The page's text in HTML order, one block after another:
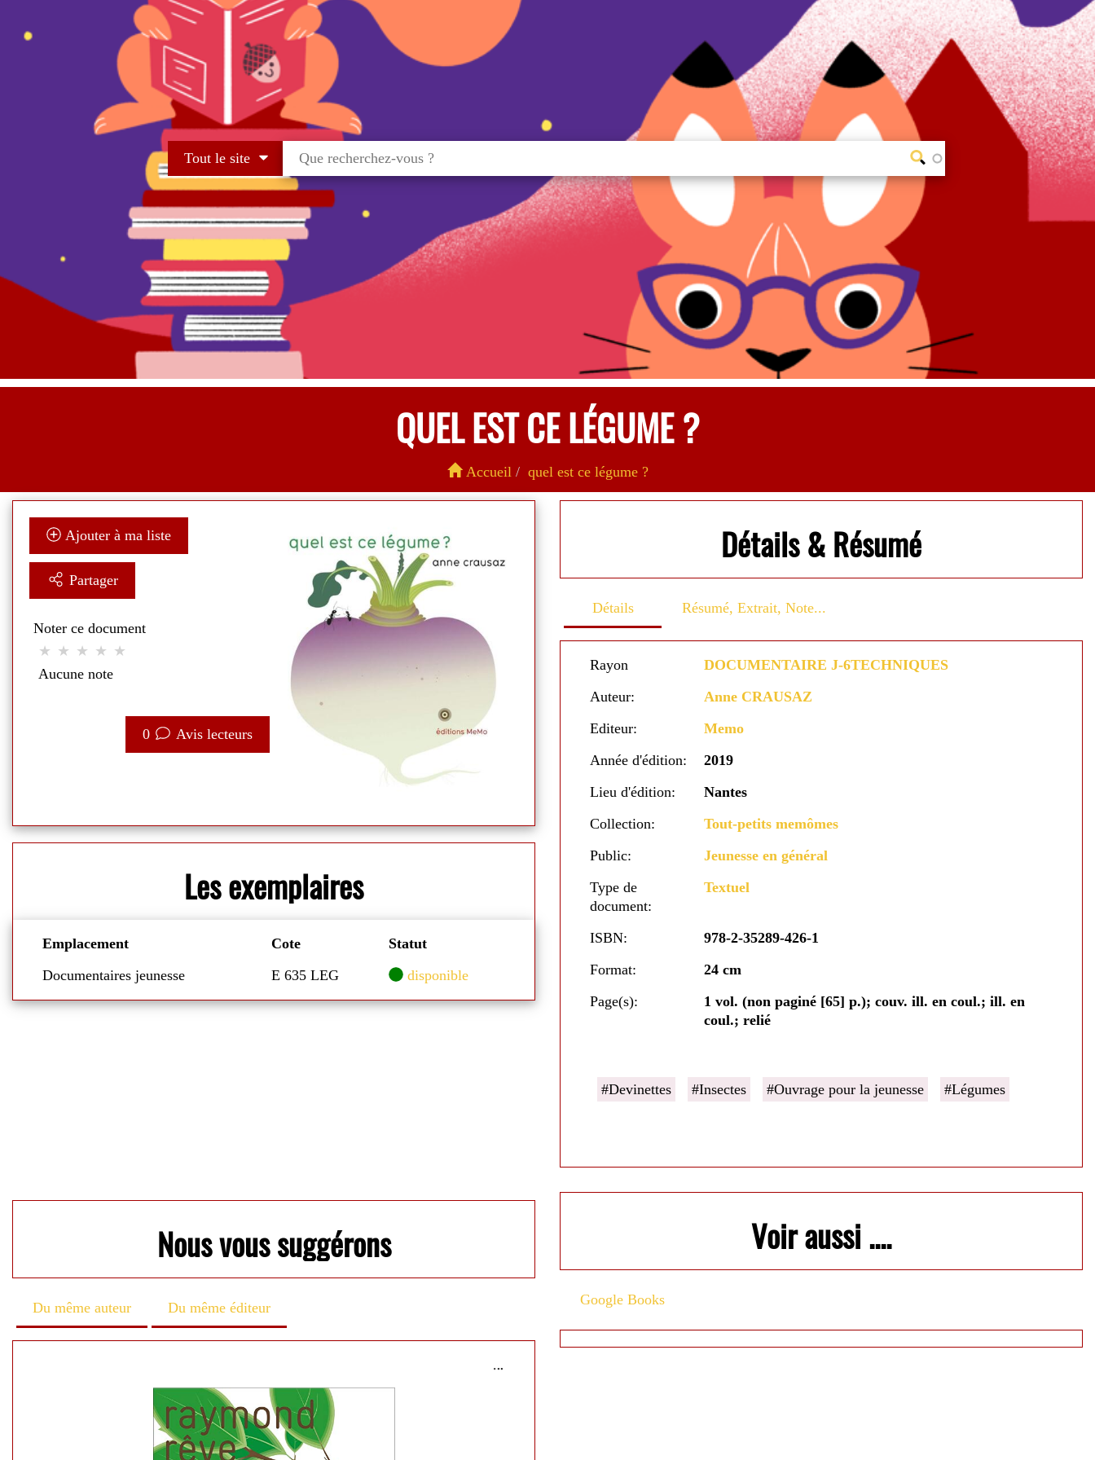
Tout le site
QUEL EST CE LÉGUME ?
Accueil quel est ce légume ?
Ajouter à ma liste
Partager
Noter ce document
Aucune note
0 Avis lecteurs
Les exemplaires
Emplacement Cote
Statut
Documentaires jeunesse
E 635 LEG disponible
Détails & Résumé
Détails Résumé, Extrait, Note...
Rayon
DOCUMENTAIRE J-6TECHNIQUES
Auteur:
Anne CRAUSAZ
Editeur:
Memo
Année d'édition:
2019
Lieu d'édition:
Nantes
Collection:
Tout-petits memômes
Public:
Jeunesse en général
Type de
document:
Textuel
ISBN:
978-2-35289-426-1
Format:
24 cm
Page(s):
1 vol. (non paginé [65] p.); couv. ill. en coul.; ill. en
coul.; relié
#Devinettes #Insectes #Ouvrage pour la jeunesse #Légumes
Nous vous suggérons
Du même auteur Du même éditeur
...
Raymond rêve
PREMIER ALBUM
Anne CRAUSAZ
Voir aussi ....
Google Books